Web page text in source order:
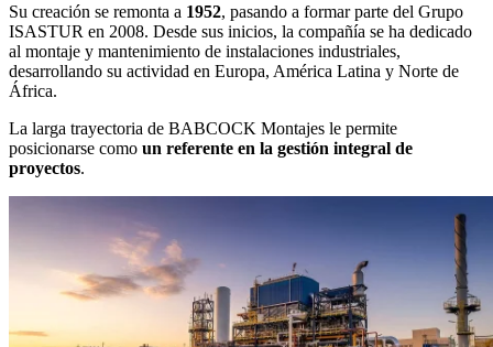
Su creación se remonta a 1952, pasando a formar parte del Grupo
ISASTUR en 2008. Desde sus inicios, la compañía se ha dedicado
al montaje y mantenimiento de instalaciones industriales,
desarrollando su actividad en Europa, América Latina y Norte de
África.
La larga trayectoria de BABCOCK Montajes le permite
posicionarse como un referente en la gestión integral de
proyectos.